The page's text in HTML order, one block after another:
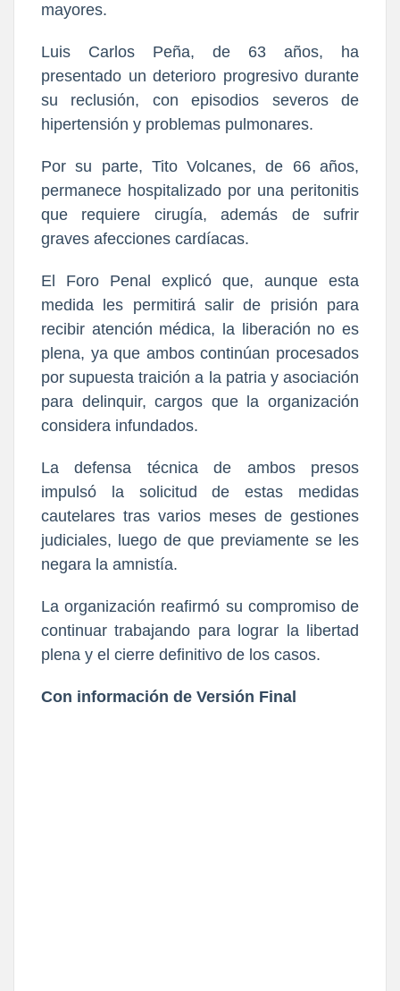
mayores.
Luis Carlos Peña, de 63 años, ha
presentado un deterioro progresivo durante
su reclusión, con episodios severos de
hipertensión y problemas pulmonares.
Por su parte, Tito Volcanes, de 66 años,
permanece hospitalizado por una peritonitis
que requiere cirugía, además de sufrir
graves afecciones cardíacas.
El Foro Penal explicó que, aunque esta
medida les permitirá salir de prisión para
recibir atención médica, la liberación no es
plena, ya que ambos continúan procesados
por supuesta traición a la patria y asociación
para delinquir, cargos que la organización
considera infundados.
La defensa técnica de ambos presos
impulsó la solicitud de estas medidas
cautelares tras varios meses de gestiones
judiciales, luego de que previamente se les
negara la amnistía.
La organización reafirmó su compromiso de
continuar trabajando para lograr la libertad
plena y el cierre definitivo de los casos.
Con información de Versión Final